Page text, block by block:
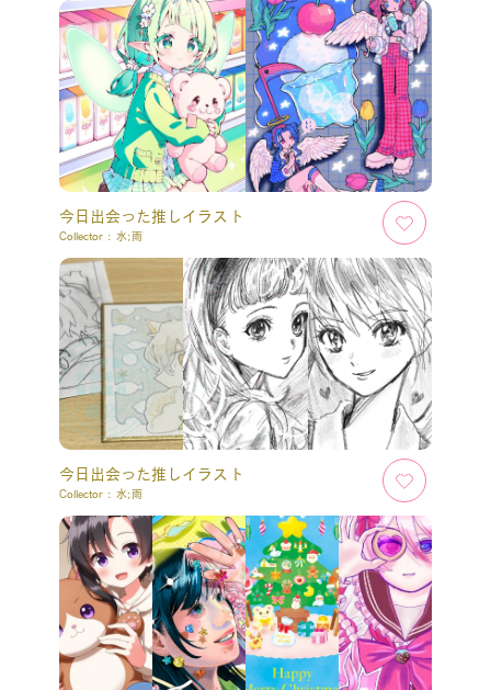
今日出会った推しイラスト
Collector : 水;雨
今日出会った推しイラスト
Collector : 水;雨